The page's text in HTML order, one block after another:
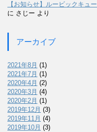
【お知らせ】ルービックキュ
に さじー より
アーカイブ
2021年8月 (1)
2021年7月 (1)
2020年4月 (2)
2020年3月 (4)
2020年2月 (1)
2019年12月 (3)
2019年11月 (4)
2019年10月 (3)